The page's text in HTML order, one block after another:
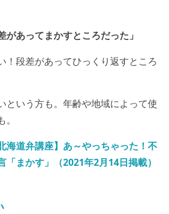
があってまかすところだった」
！段差があってひっくり返すところ
という方も。年齢や地域によって使
海道弁講座】あ～やっちゃった！不
「まかす」（2021年2月14日掲載）